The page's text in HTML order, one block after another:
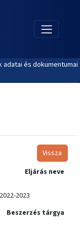
és dokumentumai
Vissza
Eljárás neve
2023
Beszerzés tárgya